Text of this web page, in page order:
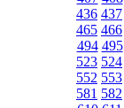
436 437
465 466
494 495
523 524
552 553
581 582